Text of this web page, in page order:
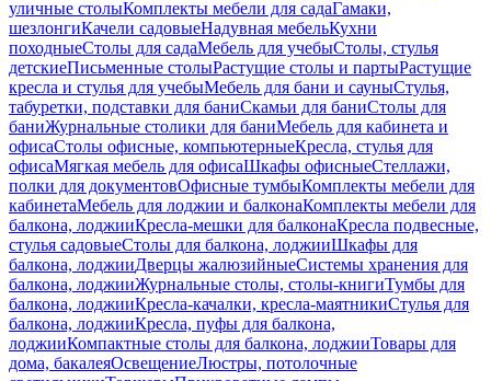
уличные столыКомплекты мебели для садаГамаки,
шезлонгиКачели садовыеНадувная мебельКухни
походныеСтолы для садаМебель для учебыСтолы, стулья
детскиеПисьменные столыРастущие столы и партыРастущие
кресла и стулья для учебыМебель для бани и сауныСтулья,
табуретки, подставки для баниСкамьи для баниСтолы для
баниЖурнальные столики для баниМебель для кабинета и
офисаСтолы офисные, компьютерныеКресла, стулья для
офисаМягкая мебель для офисаШкафы офисныеСтеллажи,
полки для документовОфисные тумбыКомплекты мебели для
кабинетаМебель для лоджии и балконаКомплекты мебели для
балкона, лоджииКресла-мешки для балконаКресла подвесные,
стулья садовыеСтолы для балкона, лоджииШкафы для
балкона, лоджииДверцы жалюзийныеСистемы хранения для
балкона, лоджииЖурнальные столы, столы-книгиТумбы для
балкона, лоджииКресла-качалки, кресла-маятникиСтулья для
балкона, лоджииКресла, пуфы для балкона,
лоджииКомпактные столы для балкона, лоджииТовары для
дома, бакалеяОсвещениеЛюстры, потолочные